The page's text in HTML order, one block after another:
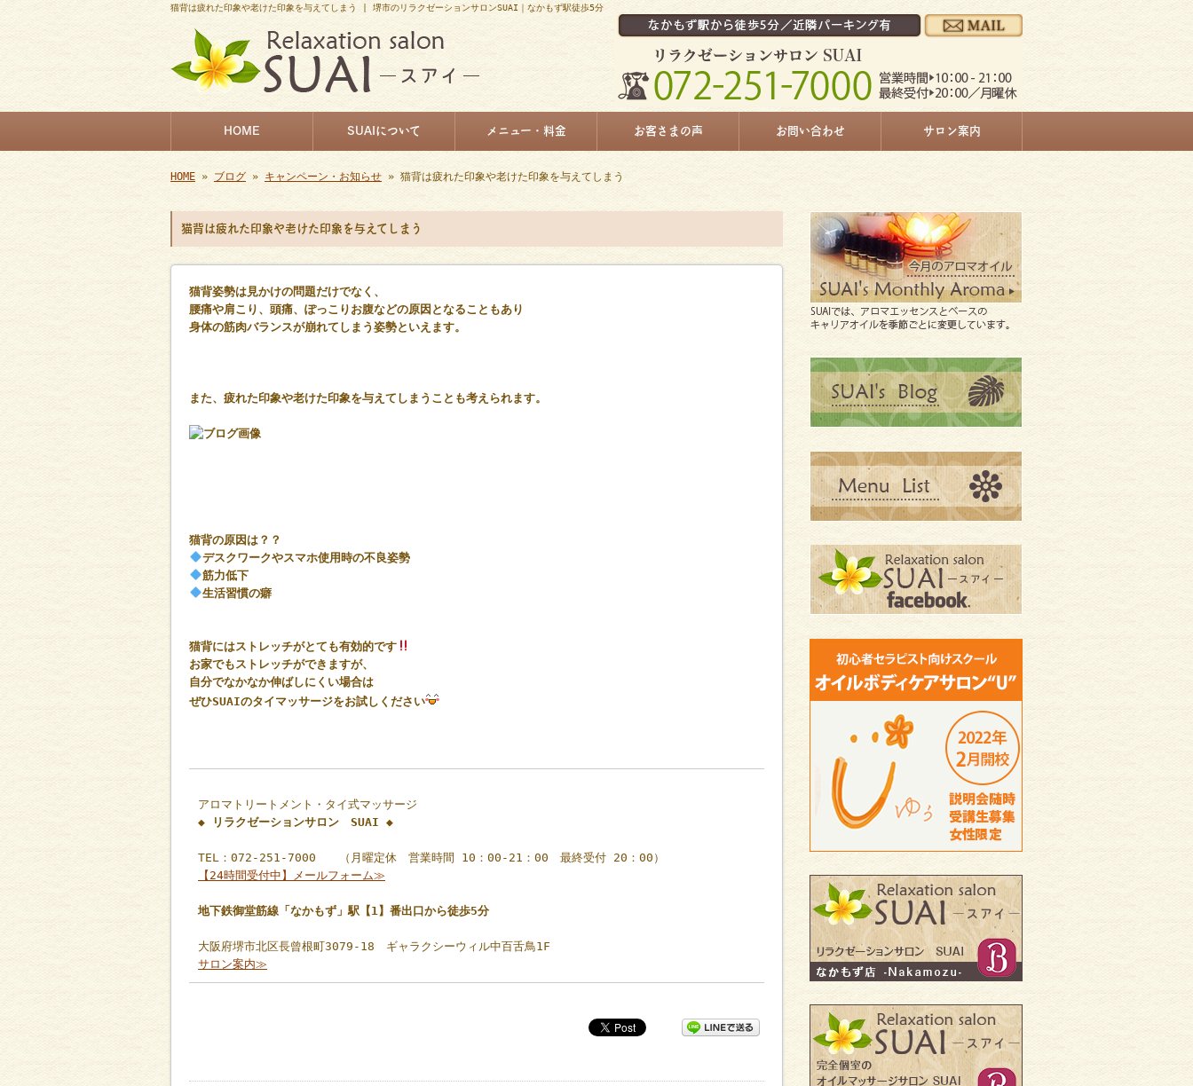
猫背は疲れた印象や老けた印象を与えてしまう | 堺市のリラクゼーションサロンSUAI｜なかもず駅徒歩5分
HOME SUAIについて メニュー・料金 お客さまの声 お問い合わせ サロン案内
HOME »ブログ » キャンペーン・お知らせ » 猫背は疲れた印象や老けた印象を与えてしまう
猫背は疲れた印象や老けた印象を与えてしまう
猫背姿勢は見かけの問題だけでなく、
腰痛や肩こり、頭痛、ぽっこりお腹などの原因となることもあり
身体の筋肉バランスが崩れてしまう姿勢といえます。
また、疲れた印象や老けた印象を与えてしまうことも考えられます。
猫背の原因は？？
デスクワークやスマホ使用時の不良姿勢
筋力低下
生活習慣の癖
猫背にはストレッチがとても有効的です
お家でもストレッチができますが、
自分でなかなか伸ばしにくい場合は
ぜひSUAIのタイマッサージをお試しください
アロマトリートメント・タイ式マッサージ
◆ リラクゼーションサロン SUAI ◆
TEL：072-251-7000 （月曜定休 営業時間 10：00-21：00 最終受付 20：00）
【24時間受付中】メールフォーム≫
地下鉄御堂筋線「なかもず」駅【1】番出口から徒歩5分
大阪府堺市北区長曾根町3079-18 ギャラクシーウィル中百舌鳥1F
サロン案内≫